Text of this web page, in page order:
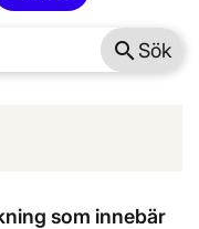
search Sök
som innebär